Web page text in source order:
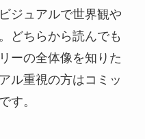
ジュアルで世界観や
どちらから読んでも
ーの全体像を知りた
ル重視の方はコミッ
す。